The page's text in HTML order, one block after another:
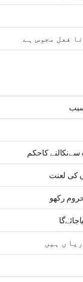
فعل مجوس ہے
کاحکم
کی لعنت
رکھو
ں ہیں